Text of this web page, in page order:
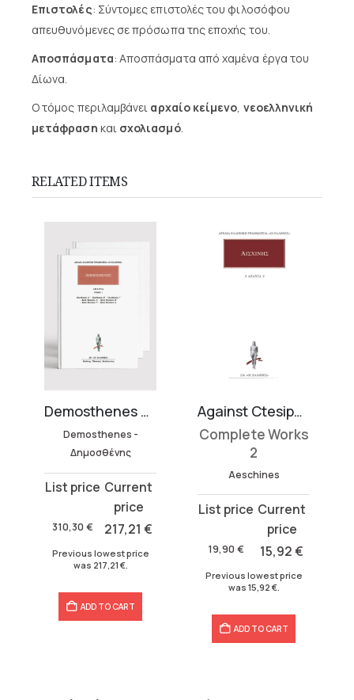
Επιστολές: Σύντομες επιστολές του φιλοσόφου
απευθυνόμενες σε πρόσωπα της εποχής του.
Αποσπάσματα: Αποσπάσματα από χαμένα έργα του
Δίωνα.
Ο τόμος περιλαμβάνει αρχαίο κείμενο νεοελληνική
μετάφραση και σχολιασμό.
RELATED ITEMS
Demosthenes Complete Work (16 volumes)
Demosthenes -
Δημοσθένης
310,30 €
Original
was:
217,21 €
Current
is:
Previous lowest price
was 217,21 €.
ADD TO CART
Against Ctesiphon
Complete Works
2
Aeschines
19,90 €
Original
was:
15,92€
Current
is:
Previous lowest price
was 15,92 €.
ADD TO CART